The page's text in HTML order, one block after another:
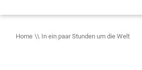
Home In ein paar Stunden um die Welt